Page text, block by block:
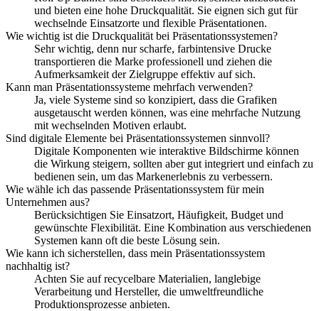
und bieten eine hohe Druckqualität. Sie eignen sich gut für
wechselnde Einsatzorte und flexible Präsentationen.
Wie wichtig ist die Druckqualität bei Präsentationssystemen?
Sehr wichtig, denn nur scharfe, farbintensive Drucke
transportieren die Marke professionell und ziehen die
Aufmerksamkeit der Zielgruppe effektiv auf sich.
Kann man Präsentationssysteme mehrfach verwenden?
Ja, viele Systeme sind so konzipiert, dass die Grafiken
ausgetauscht werden können, was eine mehrfache Nutzung
mit wechselnden Motiven erlaubt.
Sind digitale Elemente bei Präsentationssystemen sinnvoll?
Digitale Komponenten wie interaktive Bildschirme können
die Wirkung steigern, sollten aber gut integriert und einfach zu
bedienen sein, um das Markenerlebnis zu verbessern.
Wie wähle ich das passende Präsentationssystem für mein
Unternehmen aus?
Berücksichtigen Sie Einsatzort, Häufigkeit, Budget und
gewünschte Flexibilität. Eine Kombination aus verschiedenen
Systemen kann oft die beste Lösung sein.
Wie kann ich sicherstellen, dass mein Präsentationssystem
nachhaltig ist?
Achten Sie auf recycelbare Materialien, langlebige
Verarbeitung und Hersteller, die umweltfreundliche
Produktionsprozesse anbieten.